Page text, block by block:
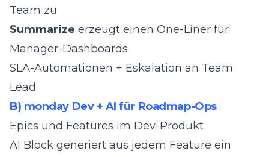
Team zu
Summarize erzeugt einen One-Liner für
Manager-Dashboards
SLA-Automationen + Eskalation an Team
Lead
B) monday Dev + AI für Roadmap-Ops
Epics und Features im Dev-Produkt
AI Block generiert aus jedem Feature ein